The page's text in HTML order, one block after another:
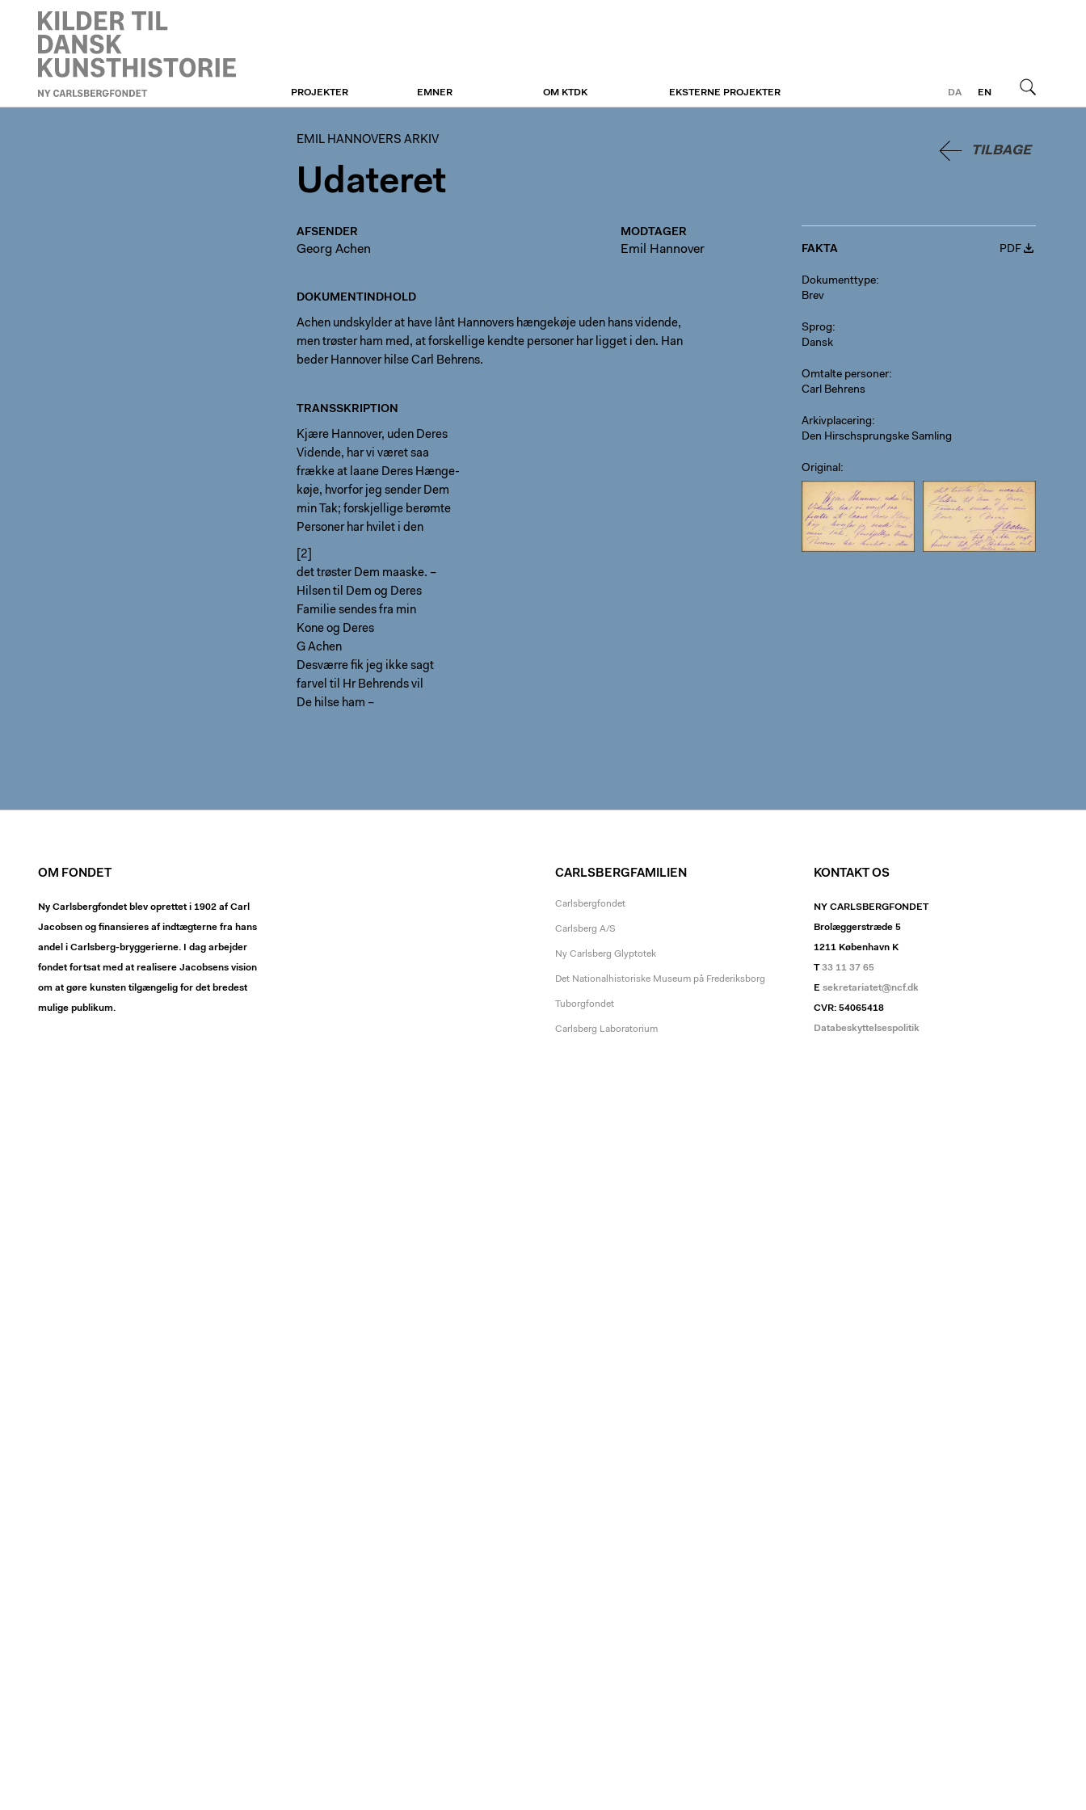
EMIL HANNOVERS ARKIV
DA
EN
PROJEKTER EMNER OM KTDK EKSTERNE PROJEKTER
TILBAGE
EMIL HANNOVERS ARKIV
Udateret
AFSENDER
Georg Achen
MODTAGER
Emil Hannover
DOKUMENTINDHOLD
Achen undskylder at have lånt Hannovers hængekøje uden hans vidende,
men trøster ham med, at forskellige kendte personer har ligget i den. Han
beder Hannover hilse Carl Behrens.
TRANSSKRIPTION
Kjære Hannover, uden Deres
Vidende, har vi været saa
frække at laane Deres Hænge-
køje, hvorfor jeg sender Dem
min Tak; forskjellige berømte
Personer har hvilet i den
[2]
det trøster Dem maaske. –
Hilsen til Dem og Deres
Familie sendes fra min
Kone og Deres
G Achen
Desværre fik jeg ikke sagt
farvel til Hr Behrends vil
De hilse ham –
FAKTA PDF
Dokumenttype
Brev
Sprog
Dansk
Omtalte personer
Carl Behrens
Arkivplacering
Den Hirschsprungske Samling
Original
OM FONDET
Ny Carlsbergfondet blev oprettet i 1902 af Carl
Jacobsen og finansieres af indtægterne fra hans
andel i Carlsberg-bryggerierne. I dag arbejder
fondet fortsat med at realisere Jacobsens vision
om at gøre kunsten tilgængelig for det bredest
mulige publikum.
CARLSBERGFAMILIEN
Carlsbergfondet
Carlsberg A/S
Ny Carlsberg Glyptotek
Det Nationalhistoriske Museum på Frederiksborg
Tuborgfondet
Carlsberg Laboratorium
KONTAKT OS
NY CARLSBERGFONDET
Brolæggerstræde 5
1211 København K
T33 11 37 65
E sekretariatet@ncf.dk
CVR: 54065418
Databeskyttelsespolitik